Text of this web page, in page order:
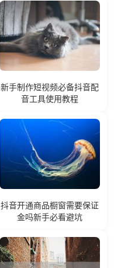
新手制作短视频必备抖音配
音工具使用教程
抖音开通商品橱窗需要保证
金吗新手必看避坑